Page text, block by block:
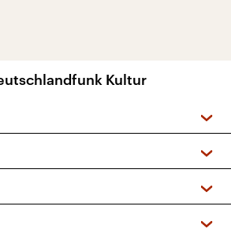
Kultur
und Podcasts
Kinderprogramm
+ DAB+)